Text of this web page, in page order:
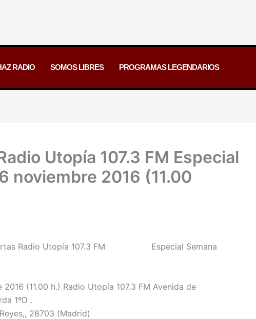
RADIO SOMOS LIBRES PROGRAMAS LEGENDARIOS
Utopía 107.3 FM Especial
noviembre 2016 (11.00
Radio Utopía 107.3 FM Especial Semana
(11.00 h.) Radio Utopía 107.3 FM Avenida de
1ºD .
28703 (Madrid)